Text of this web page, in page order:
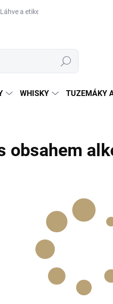
Láhve a etikety na míru
Hledat
WHISKY TUZEMÁKY
obsahem